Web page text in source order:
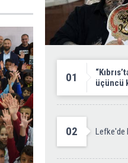
01
üçüncü
02 Lefke'de